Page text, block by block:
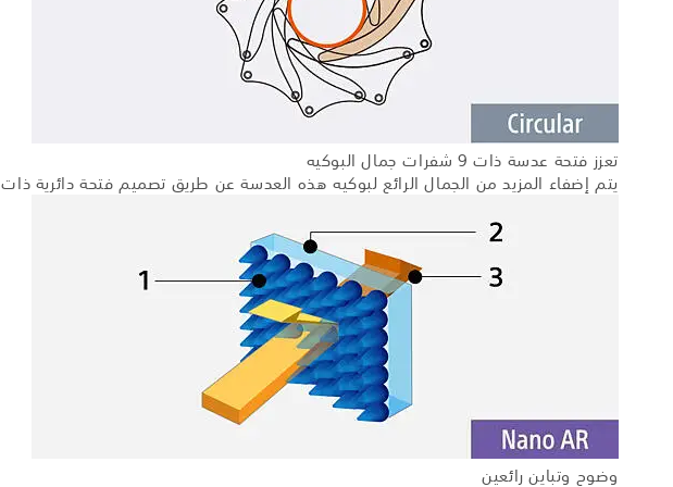
تعزز فتحة عدسة ذات 9 شفرات جمال البوكيه
يتم إضفاء المزيد من الجمال الرائع لبوكيه هذه العدسة عن طريق تصميم فتحة دائرية ذات 9 شفرات لا تسهم فقط في السلاسة ولكن في المناطق الساطعة الطبيعية كذلك.
وضوح وتباين رائعين